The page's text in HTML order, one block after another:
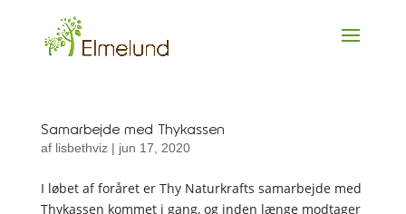
Samarbejde med Thykassen
af lisbethviz| jun 17, 2020
I løbet af foråret er Thy Naturkrafts samarbejde med
Thykassen kommet i gang, og inden længe modtager